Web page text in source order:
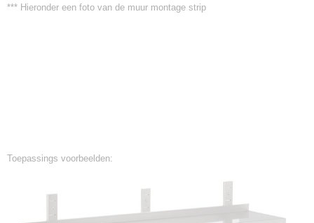
*** Hieronder een foto van de muur montage strip
Toepassings voorbeelden: